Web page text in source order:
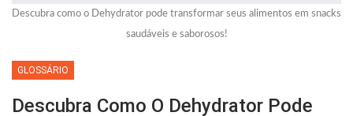
Descubra como o Dehydrator pode transformar seus alimentos em snacks
saudáveis e saborosos!
GLOSSÁRIO
Descubra Como O Dehydrator Pode